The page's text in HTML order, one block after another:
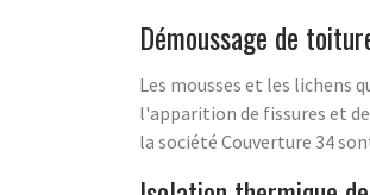
Démoussage de
Les mousses et les lichens
l'apparition de fissures et
la société Couverture 34